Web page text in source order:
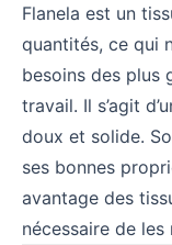
Flanela est un
quantités, ce qui
besoins des plus
travail. Il s’agit
doux et solide.
ses bonnes
avantage des
nécessaire de